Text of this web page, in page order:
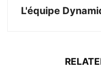
L'équipe